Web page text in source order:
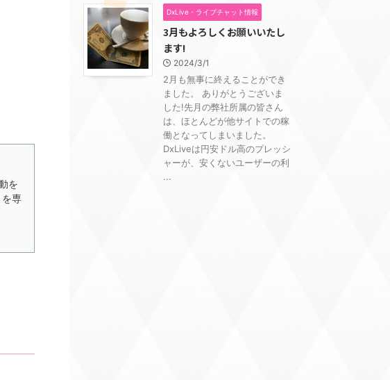
を
専
DxLive・ライブチャット情報
3月もよろしくお願いいたし
ます!
2024/3/1
2月も無事に終えることができ
ました。 ありがとうございま
した!先月の弊社所属の皆さん
は、ほとんどが他サイトでの稼
働となってしまいました。
DxLiveは円安ドル高のプレッシ
ャーが、安くないユーザーの利
...